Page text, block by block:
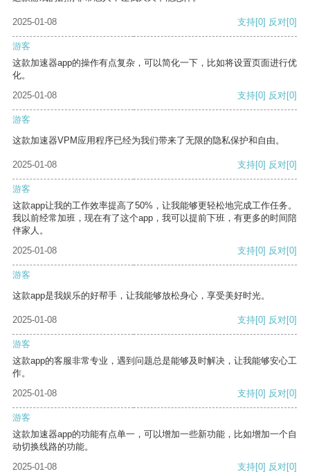
2025-01-08 支持[0] 反对[0]
游客
这款加速器app的操作有点复杂，可以简化一下，比如将设置页面进行优
化。
2025-01-08
支持[0] 反对[0]
游客
这款加速器VPM应用程序已经为我们带来了无限的隐私保护和自由。
2025-01-08 支持[0] 反对[0]
游客
这款app让我的工作效率提高了50%，让我能够更轻松地完成工作任务。
我以前经常加班，现在有了这个app，我可以提前下班，有更多的时间陪
伴家人。
2025-01-08
支持[0] 反对[0]
游客
这款app是我娱乐的好帮手，让我能够放松身心，享受美好时光。
2025-01-08 支持[0] 反对[0]
游客
这款app的客服非常专业，遇到问题总是能够及时解决，让我能够安心工
作。
2025-01-08
支持[0] 反对[0]
游客
这款加速器app的功能有点单一，可以增加一些新功能，比如增加一个自
动切换线路的功能。
2025-01-08
支持[0] 反对[0]